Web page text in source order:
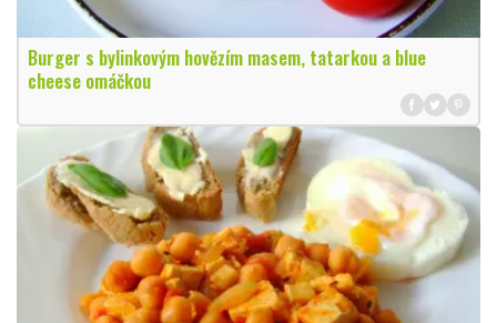
Burger s bylinkovým hovězím masem, tatarkou a blue
cheese omáčkou